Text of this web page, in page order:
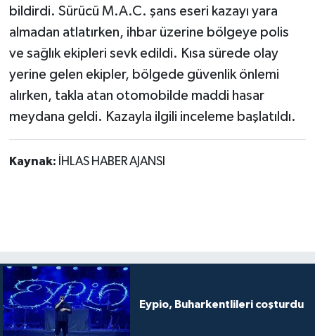
bildirdi. Sürücü M.A.C. şans eseri kazayı yara
almadan atlatırken, ihbar üzerine bölgeye polis
ve sağlık ekipleri sevk edildi. Kısa sürede olay
yerine gelen ekipler, bölgede güvenlik önlemi
alırken, takla atan otomobilde maddi hasar
meydana geldi. Kazayla ilgili inceleme başlatıldı.
Kaynak: İHLAS HABER AJANSI
Eypio, Buharkentlileri coşturdu